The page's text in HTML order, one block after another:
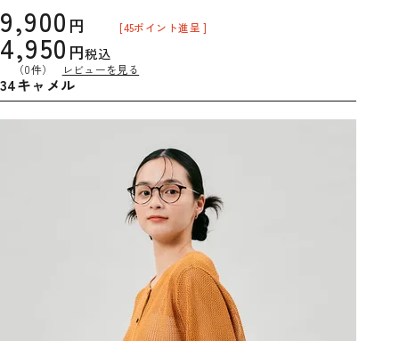
9,900
4,950 税込
[45ポイント進呈 ]
（0件） レビューを見る
34キャメル